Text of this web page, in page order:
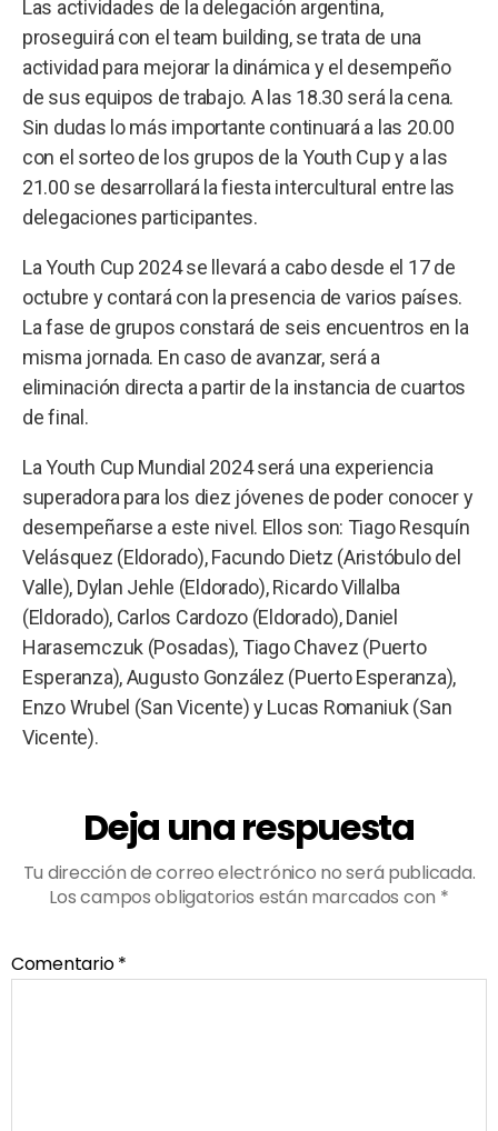
Las actividades de la delegación argentina,
proseguirá con el team building, se trata de una
actividad para mejorar la dinámica y el desempeño
de sus equipos de trabajo. A las 18.30 será la cena.
Sin dudas lo más importante continuará a las 20.00
con el sorteo de los grupos de la Youth Cup y a las
21.00 se desarrollará la fiesta intercultural entre las
delegaciones participantes.
La Youth Cup 2024 se llevará a cabo desde el 17 de
octubre y contará con la presencia de varios países.
La fase de grupos constará de seis encuentros en la
misma jornada. En caso de avanzar, será a
eliminación directa a partir de la instancia de cuartos
de final.
La Youth Cup Mundial 2024 será una experiencia
superadora para los diez jóvenes de poder conocer y
desempeñarse a este nivel. Ellos son: Tiago Resquín
Velásquez (Eldorado), Facundo Dietz (Aristóbulo del
Valle), Dylan Jehle (Eldorado), Ricardo Villalba
(Eldorado), Carlos Cardozo (Eldorado), Daniel
Harasemczuk (Posadas), Tiago Chavez (Puerto
Esperanza), Augusto González (Puerto Esperanza),
Enzo Wrubel (San Vicente) y Lucas Romaniuk (San
Vicente).
Deja una respuesta
Tu dirección de correo electrónico no será publicada.
Los campos obligatorios están marcados con *
Comentario*